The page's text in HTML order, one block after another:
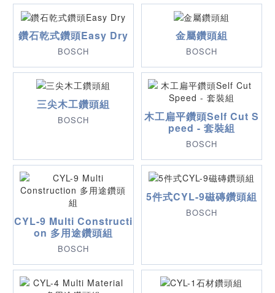
鑽石乾式鑽頭Easy Dry
BOSCH
金屬鑽頭組
BOSCH
三尖木工鑽頭組
BOSCH
木工扁平鑽頭Self Cut S
peed - 套裝組
BOSCH
CYL-9 Multi Constructi
on 多用途鑽頭組
BOSCH
5件式CYL-9磁磚鑽頭組
BOSCH